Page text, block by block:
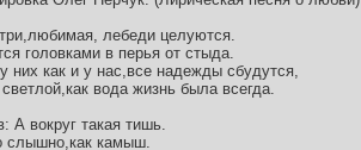
лебеди целуются.
головками в перья от стыда.
них как и у нас,все надежды сбудутся,
вода жизнь была всегда.
А вокруг такая тишь.
слышно,как камыш.